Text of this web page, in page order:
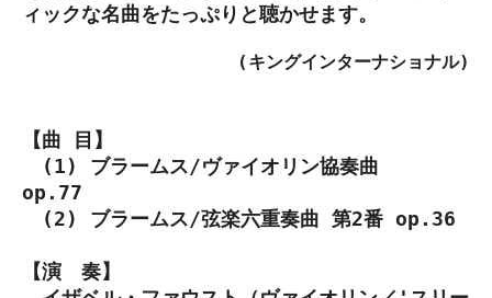
ィックな名曲をたっぷりと聴かせます。
(キングインターナショナル)
【曲 目】
(1) ブラームス/ヴァイオリン協奏曲
op.77
(2) ブラームス/弦楽六重奏曲 第2番 op.36
【演 奏】